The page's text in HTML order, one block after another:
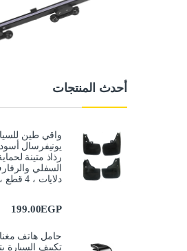
أحدث المنتجات
واقي طين
يونيفرسال
رذاذ متينة
السفلي
دلايات ، 4 قطع ، كود: 2360 )
199.00EGP
حامل هاتف